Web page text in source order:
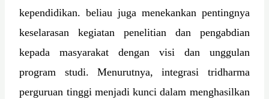
kependidikan. beliau juga menekankan pentingnya
keselarasan kegiatan penelitian dan pengabdian
kepada masyarakat dengan visi dan unggulan
program studi. Menurutnya, integrasi tridharma
perguruan tinggi menjadi kunci dalam menghasilkan